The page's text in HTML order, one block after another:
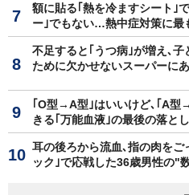
額に貼る｢熱を冷ますシート｣
ー｣でもない…熱中症対策に最
不足すると｢うつ病｣が増え､
ために欠かせないスーパーに
｢O型→A型｣はいいけど､｢A
きる｢万能血液｣の最後の落と
耳の後ろから流血､指の肉を
ック｣で応戦した36歳男性の"